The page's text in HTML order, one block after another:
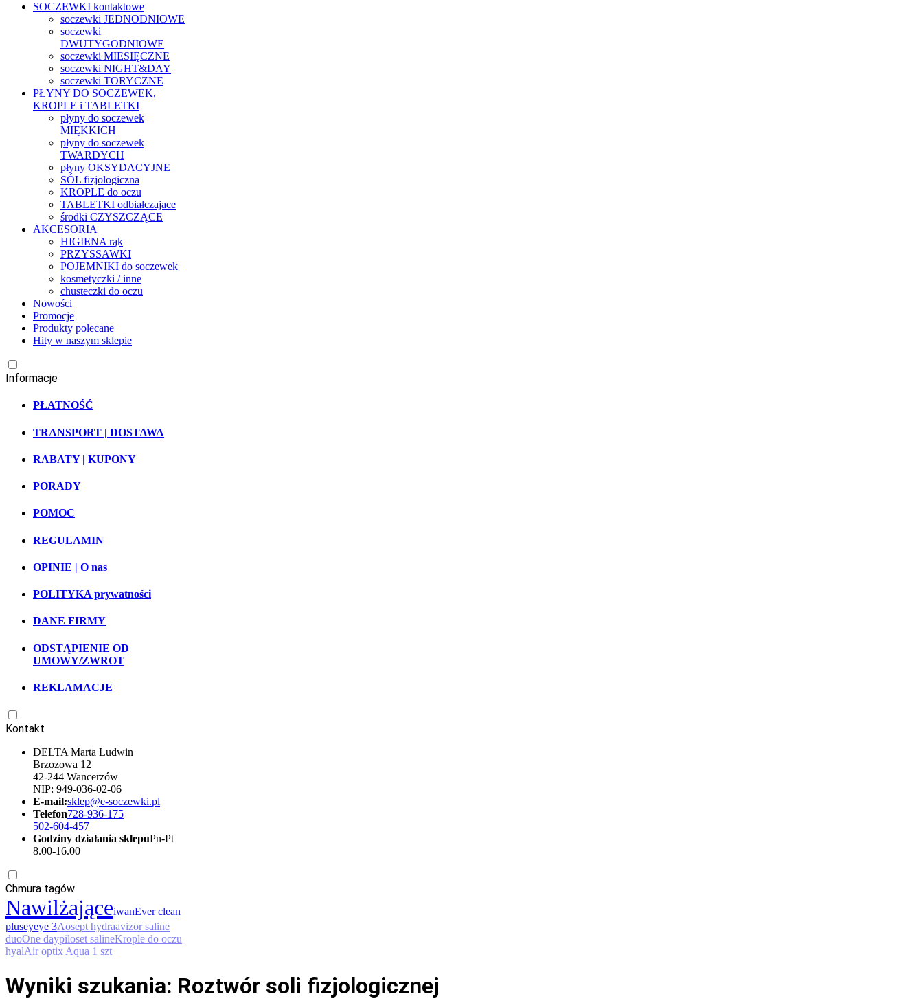
SOCZEWKI kontaktowe
soczewki JEDNODNIOWE
soczewki
DWUTYGODNIOWE
soczewki MIESIĘCZNE
soczewki NIGHT&DAY
soczewki TORYCZNE
PŁYNY DO SOCZEWEK,
KROPLE i TABLETKI
płyny do soczewek
MIĘKKICH
płyny do soczewek
TWARDYCH
płyny OKSYDACYJNE
SÓL fizjologiczna
KROPLE do oczu
TABLETKI odbiałczajace
środki CZYSZCZĄCE
AKCESORIA
HIGIENA rąk
PRZYSSAWKI
POJEMNIKI do soczewek
kosmetyczki / inne
chusteczki do oczu
Nowości
Promocje
Produkty polecane
Hity w naszym sklepie
Informacje
PŁATNOŚĆ
TRANSPORT | DOSTAWA
RABATY | KUPONY
PORADY
POMOC
REGULAMIN
OPINIE | O nas
POLITYKA prywatności
DANE FIRMY
ODSTĄPIENIE OD
UMOWY/ZWROT
REKLAMACJE
Kontakt
DELTA Marta Ludwin
Brzozowa 12
42-244 Wancerzów
NIP: 949-036-02-06
E-mail:sklep@e-soczewki.pl
Telefon728-936-175
502-604-457
Godziny działania sklepuPn-Pt
8.00-16.00
Chmura tagów
NawilżająceiwanEver clean
pluseyeye 3Aosept hydraavizor saline
duoOne daypiloset salineKrople do oczu
hyalAir optix Aqua 1 szt
Wyniki szukania: Roztwór soli fizjologicznej